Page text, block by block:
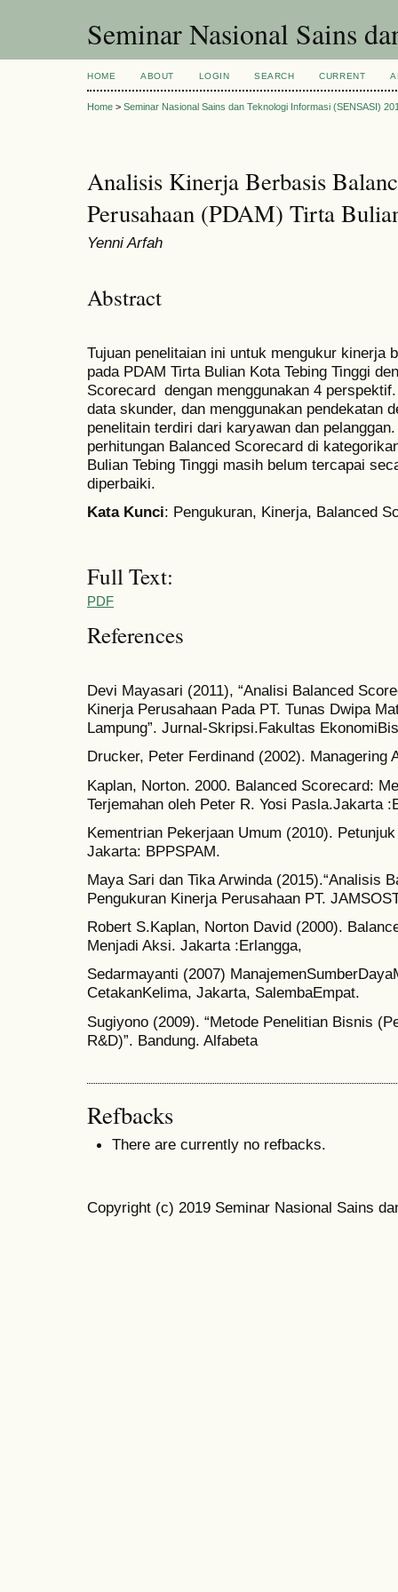
Seminar Nasional Sains
HOME ABOUT LOGIN SEARCH CURRENT
Home > Seminar Nasional Sains dan Teknologi Informasi (SENSASI)
Analisis Kinerja Berbasis
Perusahaan (PDAM) Tirta
Yenni Arfah
Abstract
Tujuan penelitaian ini untuk mengukur kinerja
pada PDAM Tirta Bulian Kota Tebing Tinggi
Scorecard dengan menggunakan 4
data skunder, dan menggunakan pendekatan
penelitain terdiri dari karyawan dan
perhitungan Balanced Scorecard di
Bulian Tebing Tinggi masih belum tercapai
diperbaiki.
Kata Kunci: Pengukuran, Kinerja, Balanced
Full Text:
PDF
References
Devi Mayasari (2011), “Analisi Balanced
Kinerja Perusahaan Pada PT. Tunas Dwipa
Lampung”. Jurnal-Skripsi.Fakultas
Drucker, Peter Ferdinand (2002). Managering
Kaplan, Norton. 2000. Balanced Scorecard:
Terjemahan oleh Peter R. Yosi Pasla.Jakarta
Kementrian Pekerjaan Umum (2010).
Jakarta: BPPSPAM.
Maya Sari dan Tika Arwinda (2015).“Analisis
Pengukuran Kinerja Perusahaan PT.
Robert S.Kaplan, Norton David (2000).
Menjadi Aksi. Jakarta :Erlangga,
Sedarmayanti (2007)
CetakanKelima, Jakarta, SalembaEmpat.
Sugiyono (2009). “Metode Penelitian Bisnis
R&D)”. Bandung. Alfabeta
Refbacks
There are currently no refbacks.
Copyright (c) 2019 Seminar Nasional Sains